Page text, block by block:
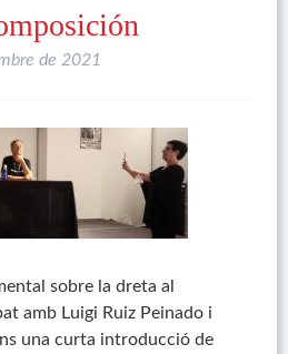
de 2021
sobre la dreta al
amb Luigi Ruiz Peinado i
una curta introducció de